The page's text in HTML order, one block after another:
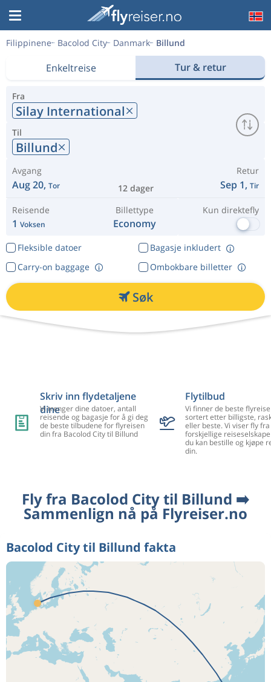
Filippinene Bacolod City Danmark Billund
Enkeltreise Tur & retur
Fra
Silay International
Til
Billund
Avgang
Aug 20, Tor 12 dager
Retur
Sep 1, Tir
Reisende
1 Voksen
Billettype
Economy
Kun direktefly
Fleksible datoer
Bagasje inkludert
Ombokbare billetter
Carry-on baggage
Søk
Skriv inn flydetaljene
dine
Vi trenger dine datoer, antall
reisende og bagasje for å gi deg
de beste tilbudene for flyreisen
din fra Bacolod City til Billund
Flytilbud
Vi finner de beste
sortert etter billigste,
eller beste. Vi viser fly
forskjellige
du kan bestille og kjøpe
din.
Fly fra Bacolod City til Billund ➡️
Sammenlign nå på Flyreiser.no
Bacolod City til Billund fakta